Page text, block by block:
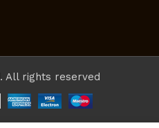
. All rights reserved